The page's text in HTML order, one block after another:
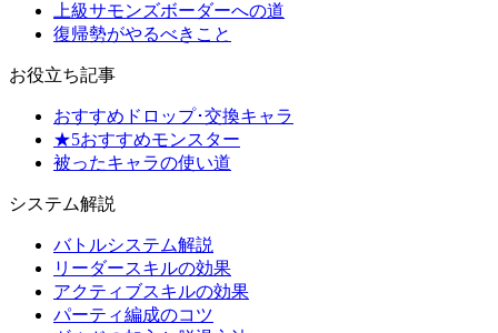
上級サモンズボーダーへの道
復帰勢がやるべきこと
お役立ち記事
おすすめドロップ･交換キャラ
★5おすすめモンスター
被ったキャラの使い道
システム解説
バトルシステム解説
リーダースキルの効果
アクティブスキルの効果
パーティ編成のコツ